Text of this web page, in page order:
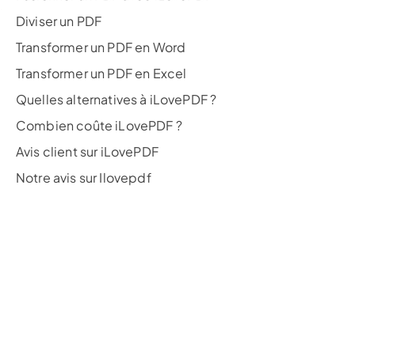
Diviser un PDF
Transformer un PDF en Word
Transformer un PDF en Excel
Quelles alternatives à iLovePDF ?
Combien coûte iLovePDF ?
Avis client sur iLovePDF
Notre avis sur Ilovepdf